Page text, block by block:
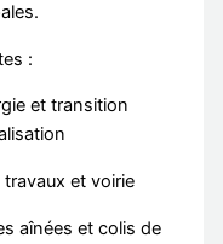
:
et transition
et voirie
aînées et colis de